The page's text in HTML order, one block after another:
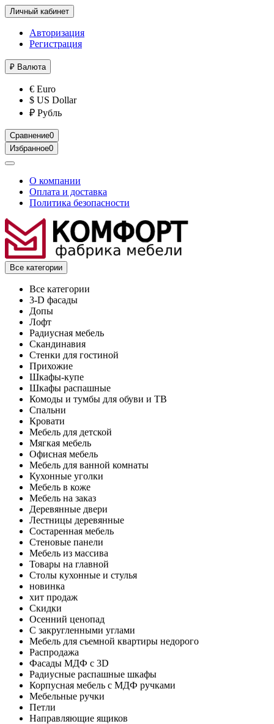
Личный кабинет
Авторизация
Регистрация
₽ Валюта
€ Euro
$ US Dollar
₽ Рубль
Сравнение0
Избранное0
О компании
Оплата и доставка
Политика безопасности
Все категории
Все категории
3-D фасады
Допы
Лофт
Радиусная мебель
Скандинавия
Стенки для гостиной
Прихожие
Шкафы-купе
Шкафы распашные
Комоды и тумбы для обуви и ТВ
Спальни
Кровати
Мебель для детской
Мягкая мебель
Офисная мебель
Мебель для ванной комнаты
Кухонные уголки
Мебель в коже
Мебель на заказ
Деревянные двери
Лестницы деревянные
Состаренная мебель
Стеновые панели
Мебель из массива
Товары на главной
Столы кухонные и стулья
новинка
хит продаж
Скидки
Осенний ценопад
С закругленными углами
Мебель для съемной квартиры недорого
Распродажа
Фасады МДФ с 3D
Радиусные распашные шкафы
Корпусная мебель с МДФ ручками
Мебельные ручки
Петли
Направляющие ящиков